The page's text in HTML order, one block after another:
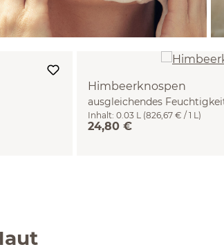
Himbeerknospen
ausgleichendes
30 ml
Inhalt: 0.03 L (826,67 € / 1 L)
24,80 €